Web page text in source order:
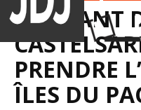
PENDANT
PRENDRE
ÎLES DU